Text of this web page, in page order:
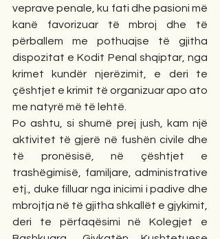
veprave penale, ku fati dhe pasioni më
kanë favorizuar të mbroj dhe të
përballem me pothuajse të gjitha
dispozitat e Kodit Penal shqiptar, nga
krimet kundër njerëzimit, e deri te
çështjet e krimit të organizuar apo ato
me natyrë më të lehtë.
Po ashtu, si shumë prej jush, kam një
aktivitet të gjerë në fushën civile dhe
të pronësisë, në çështjet e
trashëgimisë, familjare, administrative
etj., duke filluar nga inicimi i padive dhe
mbrojtja në të gjitha shkallët e gjykimit,
deri te përfaqësimi në Kolegjet e